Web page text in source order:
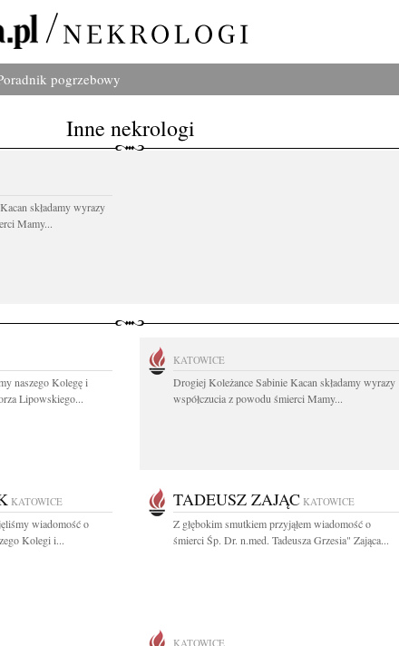
pogrzebowy
Inne nekrologi
składamy wyrazy
Mamy...
naszego Kolegę i
Lipowskiego...
KATOWICE
Drogiej Koleżance Sabinie Kacan składamy wyrazy
współczucia z powodu śmierci Mamy...
KATOWICE
wiadomość o
Kolegi i...
TADEUSZ ZAJĄC KATOWICE
Z głębokim smutkiem przyjąłem wiadomość o
śmierci Śp. Dr. n.med. Tadeusza Grzesia" Zająca...
KATOWICE